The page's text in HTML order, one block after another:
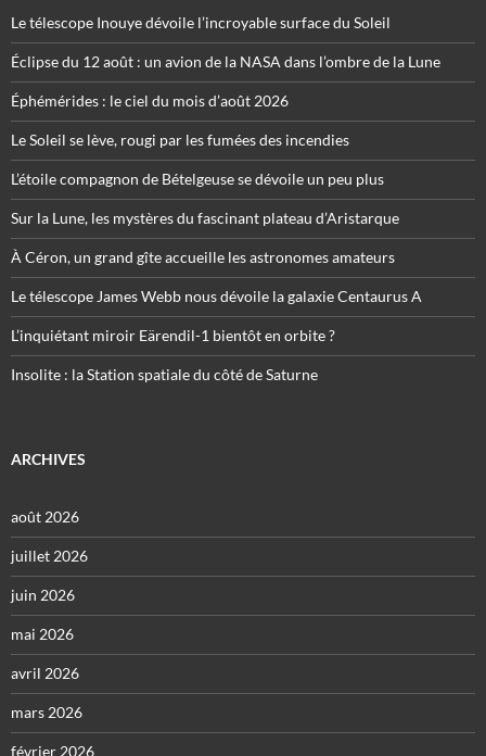
Le télescope Inouye dévoile l’incroyable surface du Soleil
Éclipse du 12 août : un avion de la NASA dans l’ombre de la Lune
Éphémérides : le ciel du mois d’août 2026
Le Soleil se lève, rougi par les fumées des incendies
L’étoile compagnon de Bételgeuse se dévoile un peu plus
Sur la Lune, les mystères du fascinant plateau d’Aristarque
À Céron, un grand gîte accueille les astronomes amateurs
Le télescope James Webb nous dévoile la galaxie Centaurus A
L’inquiétant miroir Eärendil-1 bientôt en orbite ?
Insolite : la Station spatiale du côté de Saturne
ARCHIVES
août 2026
juillet 2026
juin 2026
mai 2026
avril 2026
mars 2026
février 2026